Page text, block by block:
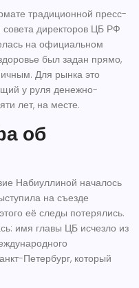
традиционной пресс-
директоров ЦБ РФ
на официальном
был задан прямо,
Для рынка это
у руля денежно-
лет, на месте.
об
Набиуллиной началось
на съезде
её следы потерялись.
имя главы ЦБ исчезло из
Петербург, который